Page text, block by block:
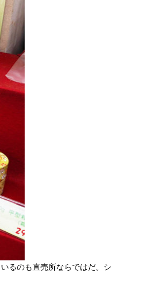
るのも直売所ならではだ。シ